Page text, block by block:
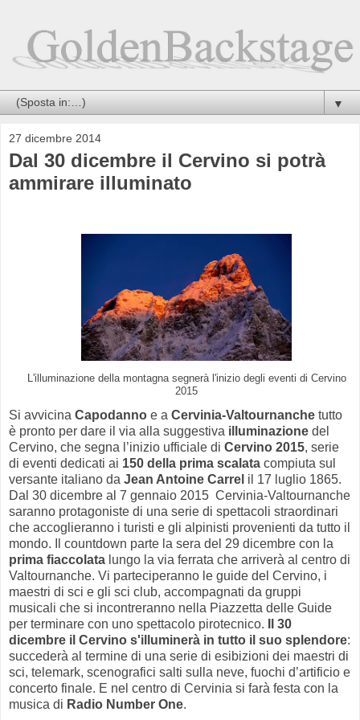
▼
27 dicembre 2014
Dal 30 dicembre il Cervino si potrà
ammirare illuminato
L'illuminazione della montagna segnerà l'inizio degli eventi di Cervino
2015
Si avvicina Capodanno e a Cervinia-Valtournanche tutto
è pronto per dare il via alla suggestiva illuminazione del
Cervino, che segna l’inizio ufficiale di Cervino 2015, serie
di eventi dedicati ai 150 della prima scalata compiuta sul
versante italiano da Jean Antoine Carrel il 17 luglio 1865.
Dal 30 dicembre al 7 gennaio 2015 Cervinia-Valtournanche
saranno protagoniste di una serie di spettacoli straordinari
che accoglieranno i turisti e gli alpinisti provenienti da tutto il
mondo. Il countdown parte la sera del 29 dicembre con la
prima fiaccolata lungo la via ferrata che arriverà al centro di
Valtournanche. Vi parteciperanno le guide del Cervino, i
maestri di sci e gli sci club, accompagnati da gruppi
musicali che si incontreranno nella Piazzetta delle Guide
per terminare con uno spettacolo pirotecnico.
Il 30
dicembre il Cervino s'illuminerà in tutto il suo splendore:
succederà al termine di una serie di esibizioni dei maestri di
sci, telemark, scenografici salti sulla neve, fuochi d’artificio e
concerto finale. E nel centro di Cervinia si farà festa con la
musica di Radio Number One.